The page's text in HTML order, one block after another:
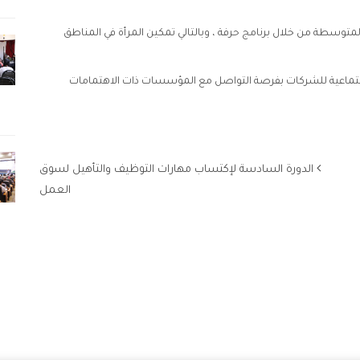
من خلال برنامج حرفة ، وبالتالي تمكين المرأة في المناطق
للشركات بفرصة التواصل مع المؤسسات ذات الاهتمامات
الدورة السادسة لإكتساب مهارات التوظيف والتأهيل لسوق
العمل